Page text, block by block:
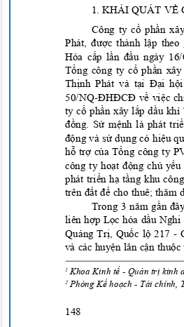
1.KHÁI QUÁTVỀ
Công ty cổphần
Phát, được thành lập theo
Hóa cấp lần đầu ngày
Tổng công ty cổphần
Thịnh Phát và tại Đại hộ
50/NQ-ĐHĐCĐ về việc
ty cổphần xây lắp dầu khí
đồng. Sứmệnh là phát
động và sửdụng có hiệu qu
hỗ trợ của Tổng công ty
công ty hoạt động chủy
phát triển hạtầng khu
trên đất để cho thuê; thăm
Trong 3 năm gần
liên hợp Lọc hóa dầu
Quảng Trị , Quốc lộ217 -
và các huyện lân cận thuộc
1 Khoa Kinh tế - Quản trị kinh
2 Phòng Kế hoạch - Tài chính,
148